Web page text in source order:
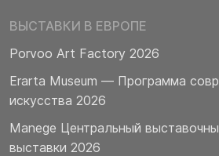
ВЫСТАВКИ В ЕВРОПЕ
Porvoo Art Factory 2026
Erarta Museum — Программа
искусства 2026
Manege Центральный
выставки 2026